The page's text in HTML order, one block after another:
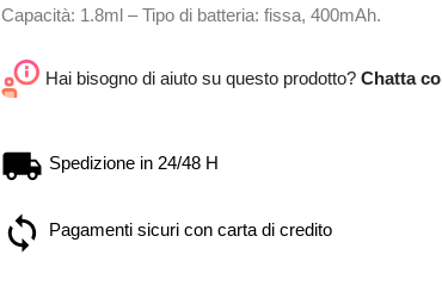
Capacità: 1.8ml – Tipo di batteria: fissa, 400mAh.
Hai bisogno di aiuto su questo prodotto? Chatta
Spedizione in 24/48 H
Pagamenti sicuri con carta di credito